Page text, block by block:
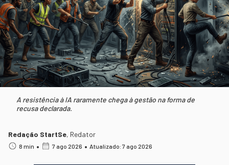
A resistência à IA raramente chega à gestão na forma de
recusa declarada.
Redação StartSe, Redator
8 min • 7 ago 2026 • Atualizado: 7 ago 2026